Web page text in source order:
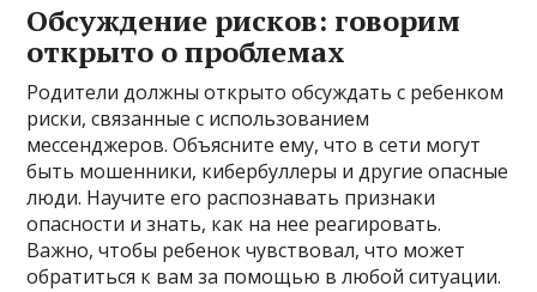
Обсуждение рисков: говорим
открыто о проблемах
Родители должны открыто обсуждать с ребенком
риски, связанные с использованием
мессенджеров. Объясните ему, что в сети могут
быть мошенники, кибербуллеры и другие опасные
люди. Научите его распознавать признаки
опасности и знать, как на нее реагировать.
Важно, чтобы ребенок чувствовал, что может
обратиться к вам за помощью в любой ситуации.